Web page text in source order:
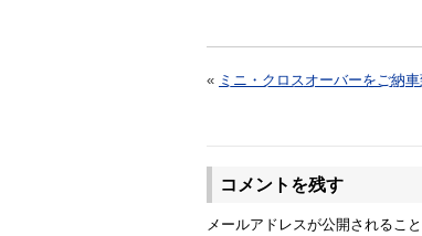
« ミニ・クロスオーバーをご納
コメントを残す
メールアドレスが公開されるこ